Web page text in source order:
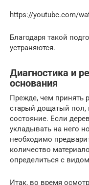
https://youtube.com/
Благодаря такой
устраняются.
Диагностика и
основания
Прежде, чем принять
старый дощатый пол,
состояние. Если
укладывать на него
необходимо
количество
определиться с
Итак, во время